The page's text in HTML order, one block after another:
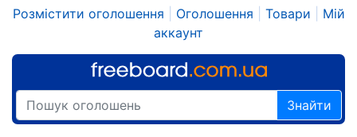
Розмістити оголошення Оголошення Товари
Мій
аккаунт
Знайти